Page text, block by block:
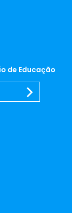
de Educação